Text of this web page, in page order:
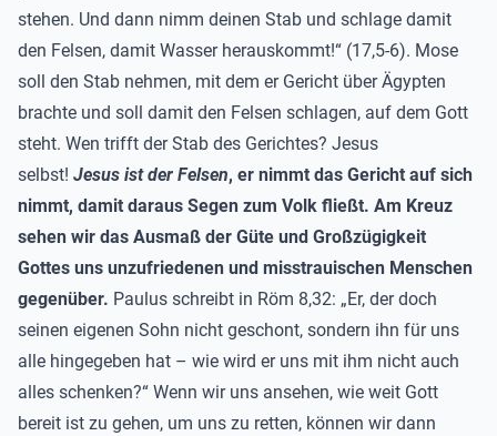
stehen. Und dann nimm deinen Stab und schlage damit
den Felsen, damit Wasser herauskommt!“ (17,5-6). Mose
soll den Stab nehmen, mit dem er Gericht über Ägypten
brachte und soll damit den Felsen schlagen, auf dem Gott
steht. Wen trifft der Stab des Gerichtes? Jesus
selbst! Jesus ist der Felsen, er nimmt das Gericht auf sich
nimmt, damit daraus Segen zum Volk fließt. Am Kreuz
sehen wir das Ausmaß der Güte und Großzügigkeit
Gottes uns unzufriedenen und misstrauischen Menschen
gegenüber. Paulus schreibt in Röm 8,32: „Er, der doch
seinen eigenen Sohn nicht geschont, sondern ihn für uns
alle hingegeben hat – wie wird er uns mit ihm nicht auch
alles schenken?“ Wenn wir uns ansehen, wie weit Gott
bereit ist zu gehen, um uns zu retten, können wir dann